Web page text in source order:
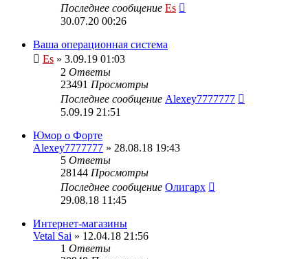
Последнее сообщение Es
30.07.20 00:26
Ваша операционная система
Es » 3.09.19 01:03
2 Ответы
23491 Просмотры
Последнее сообщение Alexey7777777
5.09.19 21:51
Юмор о Форте
Alexey7777777 » 28.08.18 19:43
5 Ответы
28144 Просмотры
Последнее сообщение Олигарх
29.08.18 11:45
Интернет-магазины
Vetal Sai » 12.04.18 21:56
1 Ответы